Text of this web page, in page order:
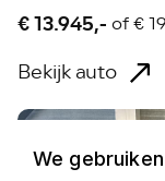
€ 13.945,- of€
Bekijk auto
We